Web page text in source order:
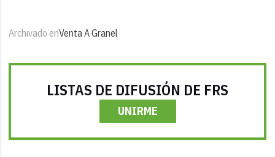
Archivado enVenta A Granel
LISTAS DE DIFUSIÓN DE FRS
UNIRME